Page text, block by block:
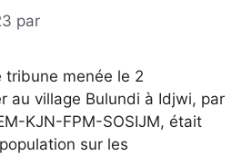
par
tribune menée le 2
au village Bulundi à Idjwi, par
KJN-FPM-SOSIJM, était
sur les